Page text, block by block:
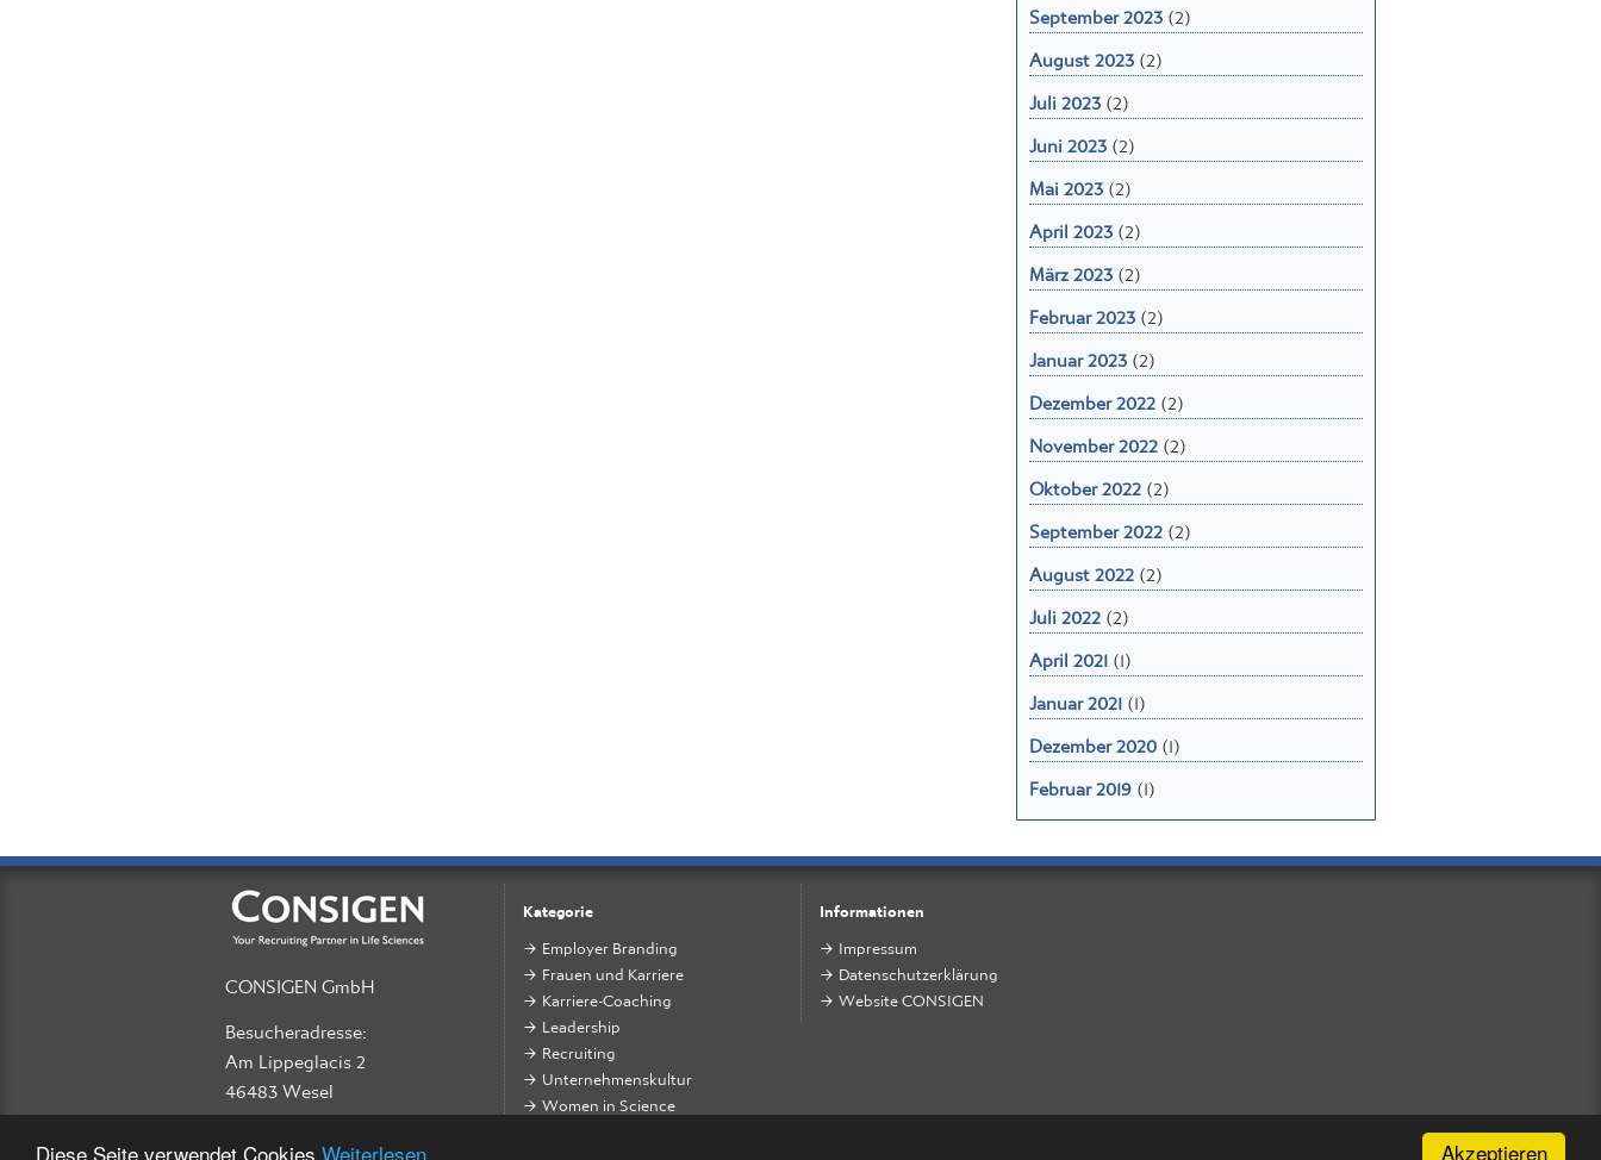
Akzeptieren
Diese Seite verwendet Cookies Weiterlesen
September 2023(2)
August 2023(2)
Juli 2023(2)
Juni 2023(2)
Mai 2023(2)
April 2023(2)
März 2023(2)
Februar 2023(2)
Januar 2023(2)
Dezember 2022(2)
November 2022(2)
Oktober 2022(2)
September 2022(2)
August 2022(2)
Juli 2022(2)
April 2021(1)
Januar 2021(1)
Dezember 2020(1)
Februar 2019(1)
CONSIGEN GmbH
Besucheradresse:
Am Lippeglacis 2
46483 Wesel
Kategorie
Employer Branding
Frauen und Karriere
Karriere-Coaching
Leadership
Recruiting
Unternehmenskultur
Women in Science
Zukunft
Informationen
Impressum
Datenschutzerklärung
Website CONSIGEN